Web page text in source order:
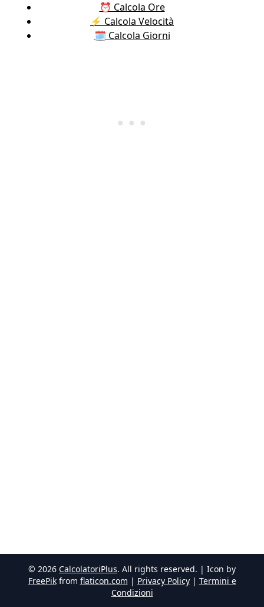
⏰ Calcola Ore
⚡️ Calcola Velocità
🗓️ Calcola Giorni
© 2026 CalcolatoriPlus. All rights reserved. | Icon by
FreePik from flaticon.com | Privacy Policy| Termini e
Condizioni